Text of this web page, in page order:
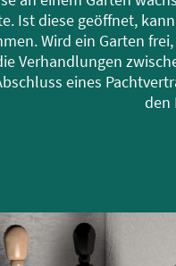
Ist diese geöffnet,
Wird ein Garten
Verhandlungen
eines
den